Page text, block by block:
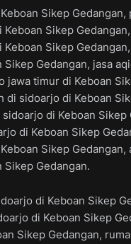
Sikep Gedangan,
Sikep
Sikep
Sikep Gedangan, jasa
jawa timur di Keboan
di sidoarjo di Keboan
di Keboan Sikep
di Keboan Sikep
Sikep Gedangan,
Sikep Gedangan.
di Keboan Sikep
di Keboan Sikep
Sikep Gedangan,